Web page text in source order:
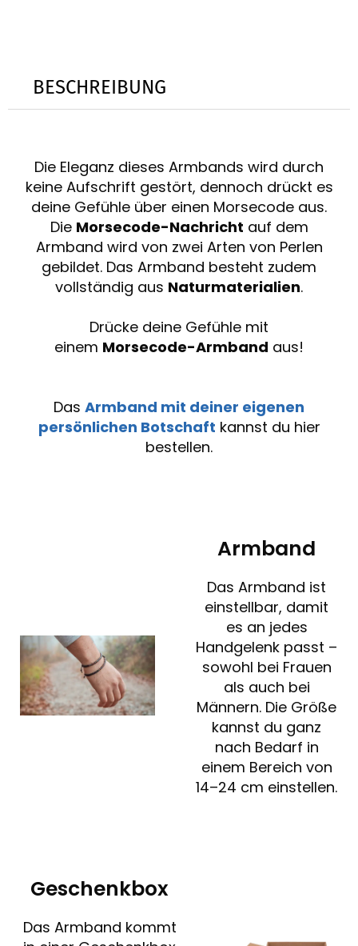
BESCHREIBUNG
Die Eleganz dieses Armbands wird durch
keine Aufschrift gestört, dennoch drückt es
deine Gefühle über einen Morsecode aus.
Die Morsecode-Nachricht auf dem
Armband wird von zwei Arten von Perlen
gebildet. Das Armband besteht zudem
vollständig aus Naturmaterialien.
Drücke deine Gefühle mit
einem Morsecode-Armband aus!
Das Armband mit deiner eigenen
persönlichen Botschaft kannst du hier
bestellen.
Armband
Das Armband ist
einstellbar, damit
es an jedes
Handgelenk passt –
sowohl bei Frauen
als auch bei
Männern. Die Größe
kannst du ganz
nach Bedarf in
einem Bereich von
14–24 cm einstellen.
Geschenkbox
Das Armband kommt